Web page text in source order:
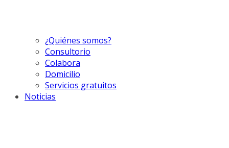
¿Quiénes somos?
Consultorio
Colabora
Domicilio
Servicios gratuitos
Noticias